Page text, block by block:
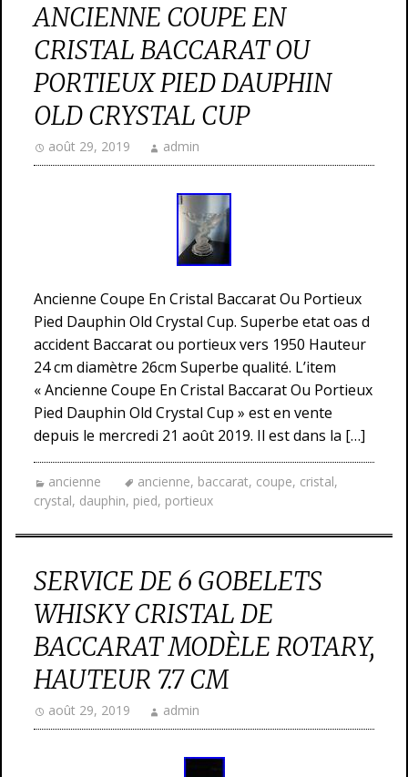
ANCIENNE COUPE EN
CRISTAL BACCARAT OU
PORTIEUX PIED DAUPHIN
OLD CRYSTAL CUP
août 29, 2019 admin
Ancienne Coupe En Cristal Baccarat Ou Portieux
Pied Dauphin Old Crystal Cup. Superbe etat oas d
accident Baccarat ou portieux vers 1950 Hauteur
24 cm diamètre 26cm Superbe qualité. L’item
« Ancienne Coupe En Cristal Baccarat Ou Portieux
Pied Dauphin Old Crystal Cup » est en vente
depuis le mercredi 21 août 2019. Il est dans la […]
ancienne ancienne, baccarat, coupe, cristal,
crystal, dauphin, pied, portieux
SERVICE DE 6 GOBELETS
WHISKY CRISTAL DE
BACCARAT MODÈLE ROTARY,
HAUTEUR 7.7 CM
août 29, 2019 admin